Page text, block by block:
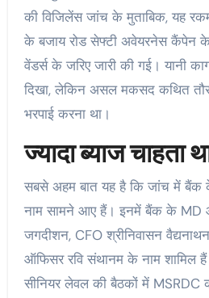
की विजिलेंस जांच के मुताबिक, यह
के बजाय रोड सेफ्टी अवेयरनेस कैंपेन
वेंडर्स के जरिए जारी की गई। यानी
दिखा, लेकिन असल मकसद कथित तौर
भरपाई करना था।
ज्यादा ब्याज चाहता
सबसे अहम बात यह है कि जांच में बैंक
नाम सामने आए हैं। इनमें बैंक के MD
जगदीशन, CFO श्रीनिवासन
ऑफिसर रवि संथानम के नाम शामिल हैं।
सीनियर लेवल की बैठकों में MSRDC